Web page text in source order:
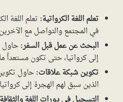
تعلم اللغة الكرواتية: تعلم اللغة
في المجتمع والتواصل مع
البحث عن عمل قبل السفر:حاول
إلى كرواتيا، حتى تكون مستعداً
تكوين شبكة علاقات:حاول
الذين سبق لهم الهجرة إلى